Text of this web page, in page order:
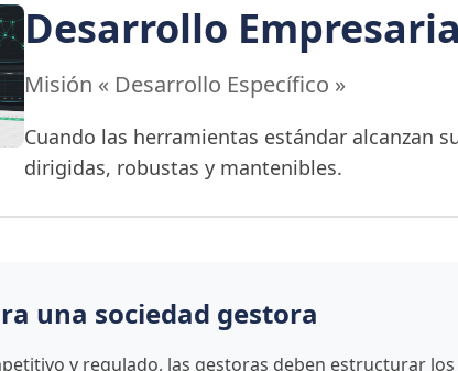
Desarrollo
Misión « Desarrollo Específico »
Cuando las herramientas estándar alcanzan
dirigidas, robustas y mantenibles.
una sociedad gestora
y regulado, las gestoras deben estructurar